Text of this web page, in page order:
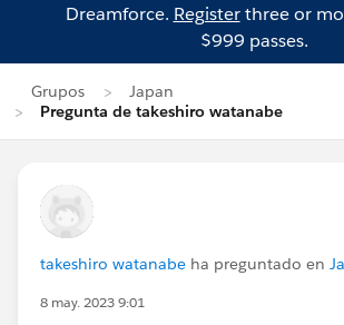
Dreamforce. Registerthree or
$999 passes.
Grupos
Japan
Pregunta de takeshiro watanabe
takeshiro watanabe ha preguntado en
8 may. 2023 9:01